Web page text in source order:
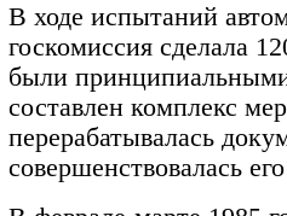
В ходе испытаний
госкомиссия сделала
были
составлен комплекс
перерабатывалась
совершенствовалась